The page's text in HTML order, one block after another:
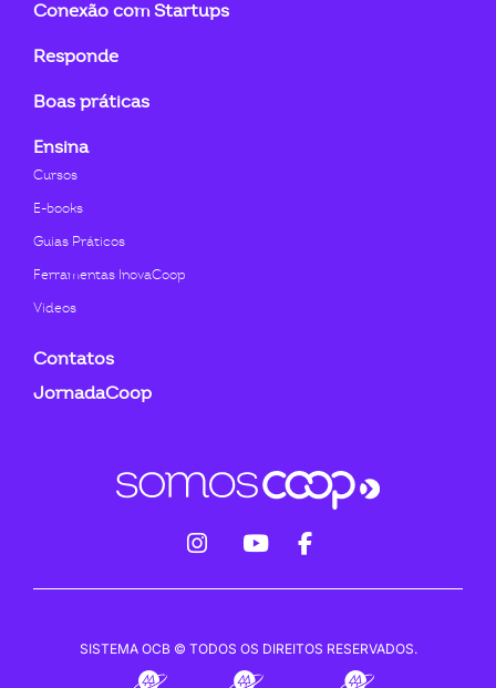
Conexão com Startups
Responde
Boas práticas
Ensina
Cursos
E-books
Guias Práticos
Ferramentas InovaCoop
Videos
Contatos
JornadaCoop
instagram
youtubefacebook-
SISTEMA OCB © TODOS OS DIREITOS RESERVADOS.